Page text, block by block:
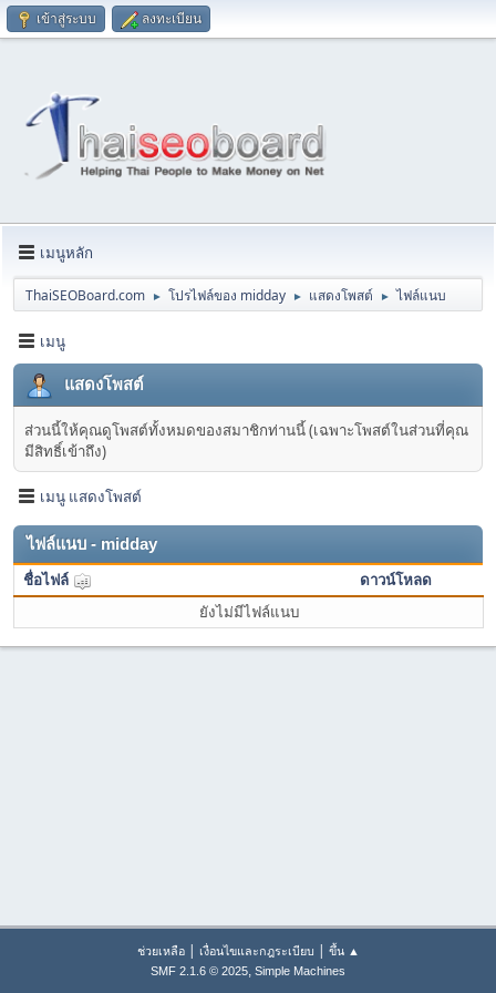
เข้าสู่ระบบ ลงทะเบียน
เมนูหลัก
ThaiSEOBoard.com ► โปรไฟล์ของ midday ► แสดงโพสต์ ► ไฟล์แนบ
เมนู
แสดงโพสต์
ส่วนนี้ให้คุณดูโพสต์ทั้งหมดของสมาชิกท่านนี้ (เฉพาะโพสต์ในส่วนที่คุณ
มีสิทธิ์เข้าถึง)
เมนู แสดงโพสต์
ไฟล์แนบ - midday
ชื่อไฟล์
ดาวน์โหลด
ยังไม่มีไฟล์แนบ
ช่วยเหลือ| เงื่อนไขและกฎระเบียบ | ขึ้น ▲
SMF 2.1.6 © 2025, Simple Machines